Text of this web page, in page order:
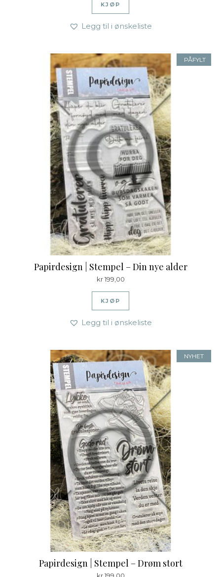
KJØP
Legg til i ønskeliste
PÅFYLT
Papirdesign | Stempel – Din nye alder
kr199,00
KJØP
Legg til i ønskeliste
NYHET
Papirdesign | Stempel – Drøm stort